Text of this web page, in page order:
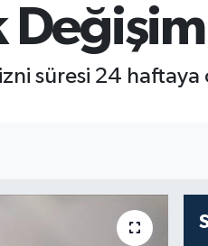
BITCOIN 64.475,47
Değişim
süresi 24 haftaya